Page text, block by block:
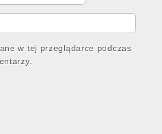
w tej przeglądarce podczas